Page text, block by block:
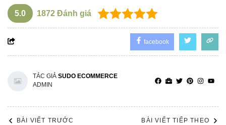
5.0 1872 Đánh giá
facebook
TÁC GIẢ SUDO ECOMMERCE
ADMIN
BÀI VIẾT TRƯỚC BÀI VIẾT TIẾP THEO